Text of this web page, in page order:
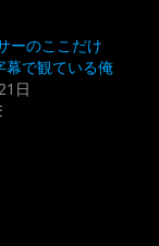
ーのここだけ
幕で観ている俺
日